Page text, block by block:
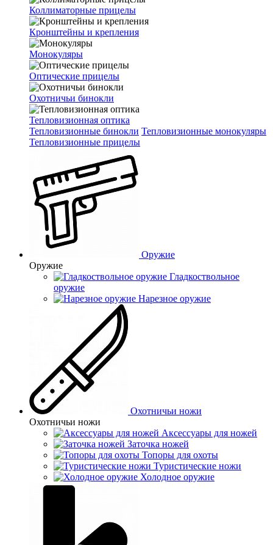
Коллиматорные прицелы
Кронштейны и крепления
Монокуляры
Оптические прицелы
Охотничьи бинокли
Тепловизионная оптика
Тепловизионные бинокли Тепловизионные монокуляры
Тепловизионные прицелы
Оружие
Оружие
Гладкоствольное
оружие
Нарезное оружие
Охотничьи ножи
Охотничьи ножи
Аксессуары для ножей
Заточка ножей
Топоры для охоты
Туристические ножи
Холодное оружие